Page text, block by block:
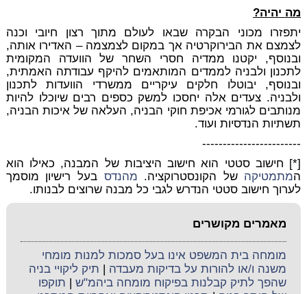
מה יהיה?
יתפזרו מכוני הבקרה שבאו לעולם מתוך רצון חיובי וכנה
לצמצם את הבירוקרטיה אך במקום לצמצמה – האדירו אותה,
ובנוסף, יקטנו ממדיה חסרי השחר של הוועדה המקומית
לתכנון ולבניה לממדים המותאמים להיקף עבודתה האמתית,
ובנוסף, יבוטלו חלקים עיקריים ממשרדי הוועדות לתכנון
ולבניה. צעדים אלה יחסכו למשק כספים רבים שיוכלו להיות
מנותבים לגורמי אכיפת חוקי הבניה, העלאה של איכות הבניה,
תשתיות הנדסיות ועוד.
------------------------
[*] חישוב סטטי הוא חישוב היציבות של המבנה, כאילו הוא
המתמטיקה של הקונסטרוקציה. מהנדס בעל רישיון מוסמך
לערוך חישוב סטטי הנדרש לגבי כל מבנה שרוצים לבנותו.
מאמרים מקושרים
מומחה בית המשפט אינו בעל סמכות למנות מומחי
משנה ו/או להורות על בדיקות מעבדה
תיק ליקויי בניה
שהפך לתיק קבלנות בפיקוח מומחה ביהמ"ש
תוקפו